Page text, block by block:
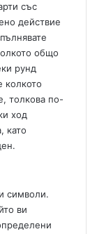
със
действие
общо
рунд
колкото
толкова по-
ход
като
символи.
ви